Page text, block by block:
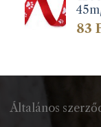
83
Általános